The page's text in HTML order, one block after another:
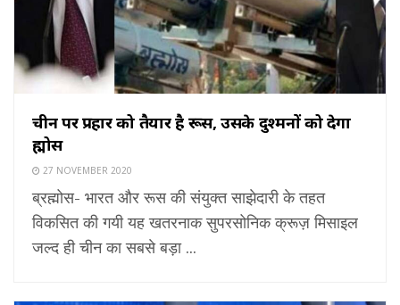
चीन पर प्रहार को तैयार है रूस, उसके दुश्मनों को देगा
ब्रह्मोस
27 NOVEMBER 2020
ब्रह्मोस- भारत और रूस की संयुक्त साझेदारी के तहत
विकसित की गयी यह खतरनाक सुपरसोनिक क्रूज़ मिसाइल
जल्द ही चीन का सबसे बड़ा ...